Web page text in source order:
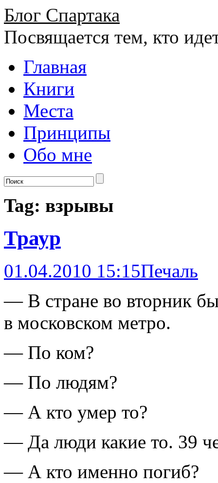
Блог Спартака
Посвящается тем, кто
Главная
Книги
Места
Принципы
Обо мне
Tag: взрывы
Траур
01.04.2010 15:15Печаль
— В стране во вторник
в московском метро.
— По ком?
— По людям?
— А кто умер то?
— Да люди какие то. 39
— А кто именно погиб?